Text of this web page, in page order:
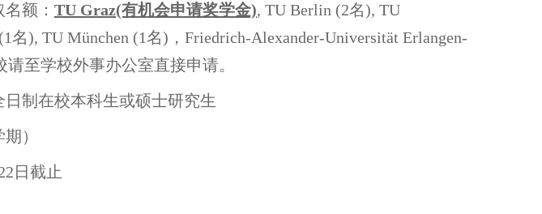
额： TU Graz(有机会申请奖学金), TU Berlin (2名), TU
名), TU München (1名)，Friedrich-Alexander-Universität Erlangen-
至学校外事办公室直接申请。
制在校本科生或硕士研究生
）
日截止